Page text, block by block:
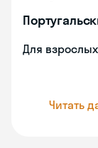
Для
Читать